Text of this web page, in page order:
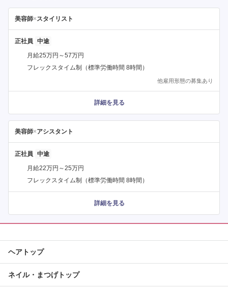
美容師× スタイリスト
正社員
月給25万円～57万円
フレックスタイム制（標準労働時間 8時間）
他雇用形態の募集あり
詳細を見る
美容師×アシスタント
正社員
月給22万円～25万円
フレックスタイム制（標準労働時間 8時間）
詳細を見る
ヘアトップ
ネイル・まつげトップ